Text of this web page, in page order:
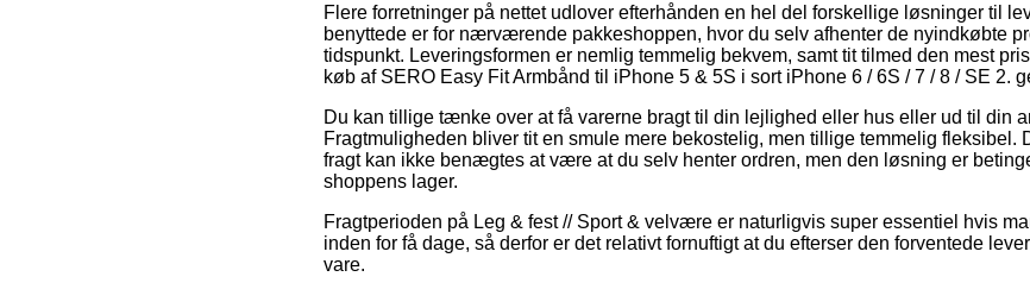
Flere forretninger på nettet udlover efterhånden en hel del forskellige løsninger til
benyttede er for nærværende pakkeshoppen, hvor du selv afhenter de nyindkøbte
tidspunkt. Leveringsformen er nemlig temmelig bekvem, samt tit tilmed den mest
køb af SERO Easy Fit Armbånd til iPhone 5 & 5S i sort iPhone 6 / 6S / 7 / 8 / SE 2.
Du kan tillige tænke over at få varerne bragt til din lejlighed eller hus eller ud til din
Fragtmuligheden bliver tit en smule mere bekostelig, men tillige temmelig fleksibel.
fragt kan ikke benægtes at være at du selv henter ordren, men den løsning er
shoppens lager.
Fragtperioden på Leg & fest // Sport & velvære er naturligvis super essentiel hvis
inden for få dage, så derfor er det relativt fornuftigt at du efterser den forventede
vare.